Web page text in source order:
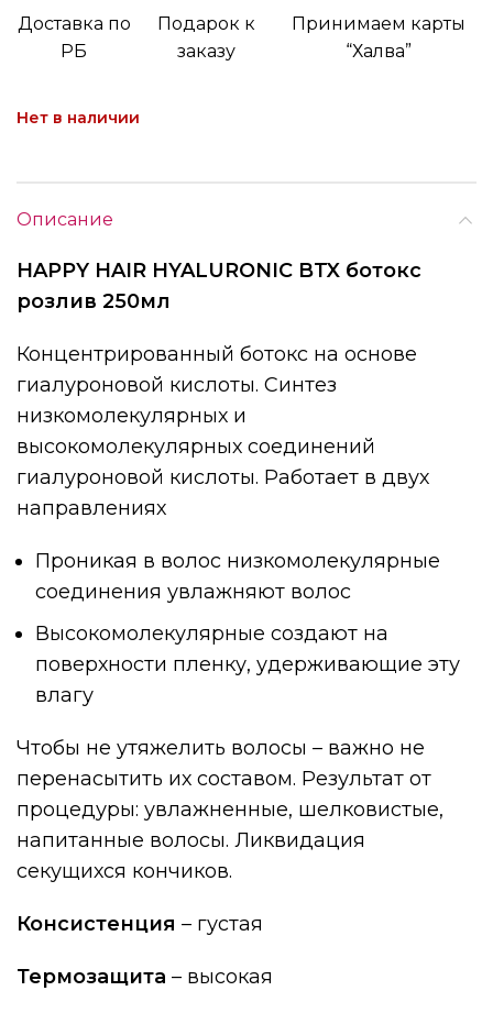
Доставка по
РБ
Подарок к
заказу
Принимаем карты
“Халва”
Нет в наличии
Описание
HAPPY HAIR HYALURONIC BTX ботокс
розлив 250мл
Концентрированный ботокс на основе
гиалуроновой кислоты. Синтез
низкомолекулярных и
высокомолекулярных соединений
гиалуроновой кислоты. Работает в двух
направлениях
Проникая в волос низкомолекулярные
соединения увлажняют волос
Высокомолекулярные создают на
поверхности пленку, удерживающие эту
влагу
Чтобы не утяжелить волосы – важно не
перенасытить их составом. Результат от
процедуры: увлажненные, шелковистые,
напитанные волосы. Ликвидация
секущихся кончиков.
Консистенция – густая
Термозащита – высокая